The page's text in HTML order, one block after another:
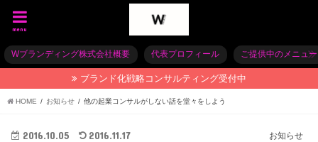
menu
Wブランディング株式会社概要 代表プロフィール ご提供中のメニュー
ブランド化戦略コンサルティング受付中
HOME お知らせ 他の起業コンサルがしない話を堂々をしよう
お知らせ
2016.10.05 2016.11.17